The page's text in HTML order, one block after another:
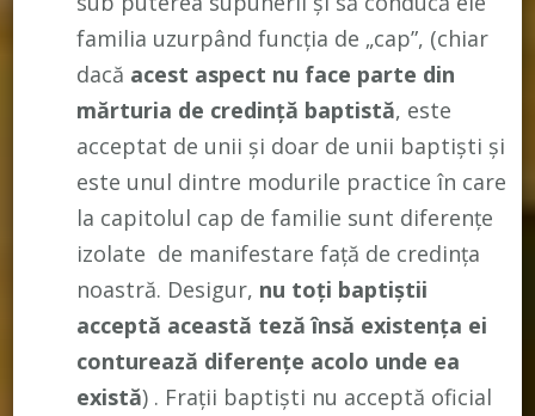
familia uzurpând funcția de „cap”, (chiar
dacă acest aspect nu face parte din
mărturia de credință baptistă, este
acceptat de unii și doar de unii baptiști și
este unul dintre modurile practice în care
la capitolul cap de familie sunt diferențe
izolate de manifestare față de credința
noastră. Desigur, nu toți baptiștii
acceptă această teză însă existența ei
conturează diferențe acolo unde ea
există) . Frații baptiști nu acceptă oficial